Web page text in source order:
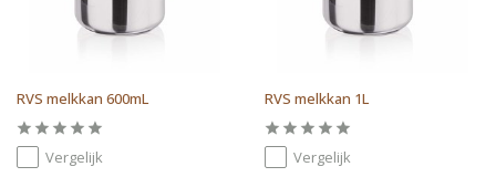
RVS melkkan 600mL
Vergelijk
RVS melkkan 1L
Vergelijk